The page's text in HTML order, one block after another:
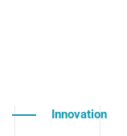
Innovation